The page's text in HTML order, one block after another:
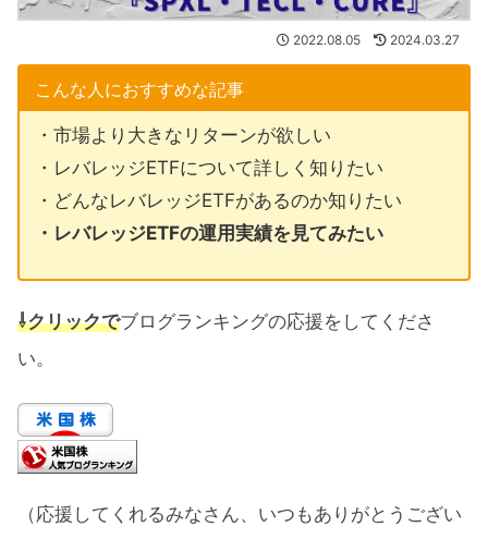
2022.08.05 2024.03.27
こんな人におすすめな記事
・市場より大きなリターンが欲しい
・レバレッジETFについて詳しく知りたい
・どんなレバレッジETFがあるのか知りたい
・レバレッジETFの運用実績を見てみたい
⇩クリックでブログランキングの応援をしてくださ
い。
（応援してくれるみなさん、いつもありがとうござい